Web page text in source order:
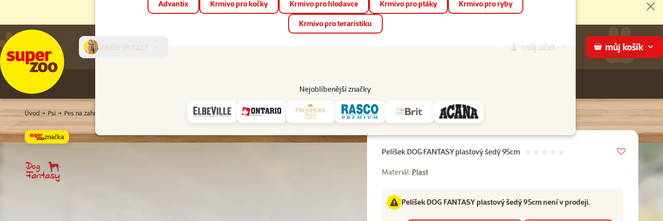
📱 Stáhněte si novou aplikaci Super zoo.Více informací
můj účet můj košík
Advantix Krmivo pro kočky Krmivo pro hlodavce Krmivo pro ptáky Krmivo pro ryby
Krmivo pro teraristiku
Nejoblíbenější značky
Prodejny Služby
Úvod Psi Pes na zahradě Pelíšek DOG FANTASY plastový šedý 95cm
Pelíšek DOG FANTASY plastový šedý 95cm
Materiál: Plast
Pelíšek DOG FANTASY plastový šedý 95cm není v prodeji.
značka